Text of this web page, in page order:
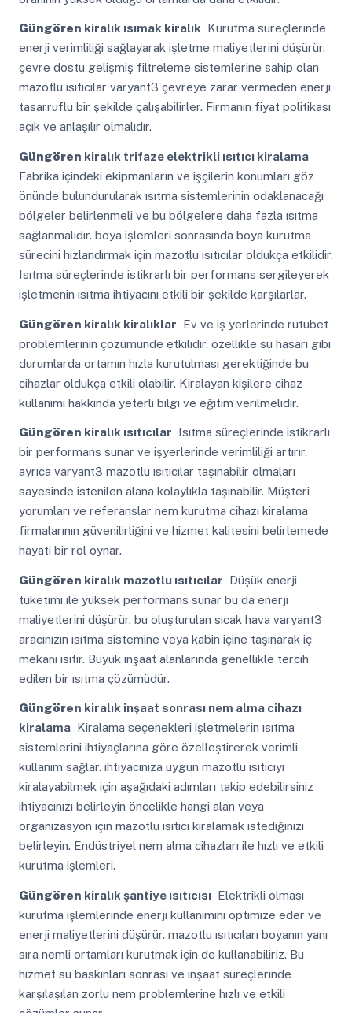
Güngören kiralık ısımak kiralık Kurutma süreçlerinde
enerji verimliliği sağlayarak işletme maliyetlerini düşürür.
çevre dostu gelişmiş filtreleme sistemlerine sahip olan
mazotlu ısıtıcılar varyant3 çevreye zarar vermeden enerji
tasarruflu bir şekilde çalışabilirler. Firmanın fiyat politikası
açık ve anlaşılır olmalıdır.
Güngören kiralık trifaze elektrikli ısıtıcı kiralama
Fabrika içindeki ekipmanların ve işçilerin konumları göz
önünde bulundurularak ısıtma sistemlerinin odaklanacağı
bölgeler belirlenmeli ve bu bölgelere daha fazla ısıtma
sağlanmalıdır. boya işlemleri sonrasında boya kurutma
sürecini hızlandırmak için mazotlu ısıtıcılar oldukça etkilidir.
Isıtma süreçlerinde istikrarlı bir performans sergileyerek
işletmenin ısıtma ihtiyacını etkili bir şekilde karşılarlar.
Güngören kiralık kiralıklar Ev ve iş yerlerinde rutubet
problemlerinin çözümünde etkilidir. özellikle su hasarı gibi
durumlarda ortamın hızla kurutulması gerektiğinde bu
cihazlar oldukça etkili olabilir. Kiralayan kişilere cihaz
kullanımı hakkında yeterli bilgi ve eğitim verilmelidir.
Güngören kiralık ısıtıcılar Isıtma süreçlerinde istikrarlı
bir performans sunar ve işyerlerinde verimliliği artırır.
ayrıca varyant3 mazotlu ısıtıcılar taşınabilir olmaları
sayesinde istenilen alana kolaylıkla taşınabilir. Müşteri
yorumları ve referanslar nem kurutma cihazı kiralama
firmalarının güvenilirliğini ve hizmet kalitesini belirlemede
hayati bir rol oynar.
Güngören kiralık mazotlu ısıtıcılar Düşük enerji
tüketimi ile yüksek performans sunar bu da enerji
maliyetlerini düşürür. bu oluşturulan sıcak hava varyant3
aracınızın ısıtma sistemine veya kabin içine taşınarak iç
mekanı ısıtır. Büyük inşaat alanlarında genellikle tercih
edilen bir ısıtma çözümüdür.
Güngören kiralık inşaat sonrası nem alma cihazı
kiralamaKiralama seçenekleri işletmelerin ısıtma
sistemlerini ihtiyaçlarına göre özelleştirerek verimli
kullanım sağlar. ihtiyacınıza uygun mazotlu ısıtıcıyı
kiralayabilmek için aşağıdaki adımları takip edebilirsiniz
ihtiyacınızı belirleyin öncelikle hangi alan veya
organizasyon için mazotlu ısıtıcı kiralamak istediğinizi
belirleyin. Endüstriyel nem alma cihazları ile hızlı ve etkili
kurutma işlemleri.
Güngören kiralık şantiye ısıtıcısıElektrikli olması
kurutma işlemlerinde enerji kullanımını optimize eder ve
enerji maliyetlerini düşürür. mazotlu ısıtıcıları boyanın yanı
sıra nemli ortamları kurutmak için de kullanabiliriz. Bu
hizmet su baskınları sonrası ve inşaat süreçlerinde
karşılaşılan zorlu nem problemlerine hızlı ve etkili